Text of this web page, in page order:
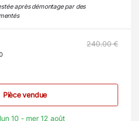
après démontage par des
240.00 €
Pièce vendue
lun 10 - mer 12 août